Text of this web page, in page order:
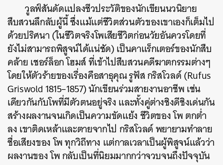
วูลฟ์สันดัดแปลงชีวประวัติของนักเขียนนวนิยาย
สืบสวนลึกลับผู้นี้ ซึ่งแม้แต่ชีวิตส่วนตัวของเขาเองก็เต็มไป
ด้วยปริศนา (ในชีวิตจริงโพเสียชีวิตก่อนวัยอันควรโดยที่
ยังไม่สามารถพิสูจน์ได้แน่ชัด) เป็นคาแร็กเตอร์ของนักสืบ
คล้าย เชอร์ล็อก โฮมส์ ที่เข้าไปสืบสวนคดีฆาตกรรมต่างๆ
โดยให้ตัวร้ายของเรื่องคือสาธุคุณ รูฟัส กริสโวลด์ (Rufus
Griswold 1815–1857) นักเขียนร่วมสายงานอาชีพ เช่น
เดียวกันกับโพที่มีตัวตนอยู่จริง และทั้งคู่ต่างชิงดีชิงเด่นกัน
สร้างผลงานจนเกิดเป็นความขัดแย้ง ชีวิตของ โพ ตกต่ำ
ลง เขาติดเหล้าและตายจากไป กริสโวลด์ พยายามทำลาย
ชื่อเสียงของ โพ ทุกวิถีทาง แต่กาลเวลาเป็นผู้พิสูจน์แล้วว่า
ผลงานของ โพ กลับเป็นที่นิยมมากกว่าจวบจนถึงปัจจุบัน